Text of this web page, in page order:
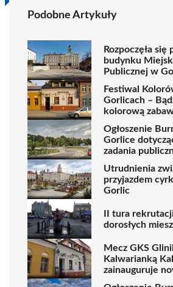
Podobne Artykuły
Rozpoczęła się
budynku
Publicznej w
Festiwal
Gorlicach –
kolorową
Ogłoszenie
Gorlice
zadania
Utrudnienia
przyjazdem
Gorlic
II tura
dorosłych
Mecz GKS
Kalwarianką
zainauguruje